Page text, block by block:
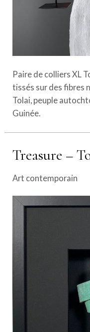
Paire de colliers XL
tissés sur des fibres
Tolai, peuple
Guinée.
Treasure –
Art contemporain